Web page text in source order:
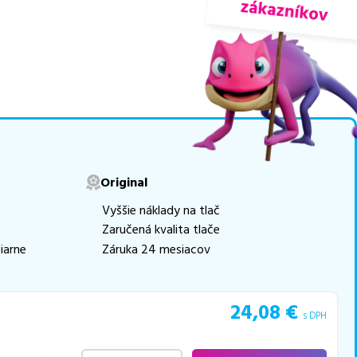
tlač.
v ponuke 3 ks tonerov,
pomohli vybrať toOriginal
Vyššie náklady na tlač
Zaručená kvalita tlače
Záruka 24 mesiacov
24,08 € s DPH